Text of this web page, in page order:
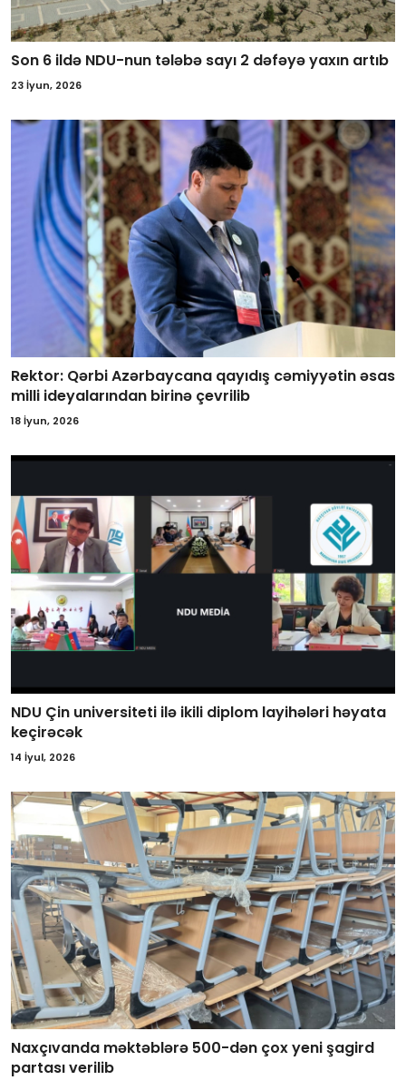
Son 6 ildə NDU-nun tələbə sayı 2 dəfəyə yaxın artıb
23 İyun, 2026
Rektor: Qərbi Azərbaycana qayıdış cəmiyyətin əsas
milli ideyalarından birinə çevrilib
18 İyun, 2026
NDU Çin universiteti ilə ikili diplom layihələri həyata
keçirəcək
14 İyul, 2026
Naxçıvanda məktəblərə 500-dən çox yeni şagird
partası verilib